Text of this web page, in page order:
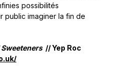
possibilités
public imaginer la fin de
// Yep Roc